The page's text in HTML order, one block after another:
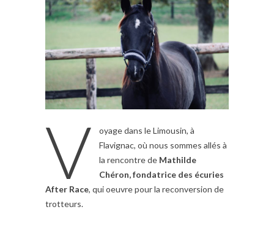
V
oyage dans le Limousin, à
Flavignac, où nous sommes allés à
la rencontre de Mathilde
Chéron, fondatrice des écuries
After Race, qui oeuvre pour la reconversion de
trotteurs.